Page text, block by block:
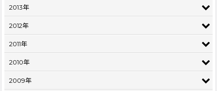
2013年
2012年
2011年
2010年
2009年